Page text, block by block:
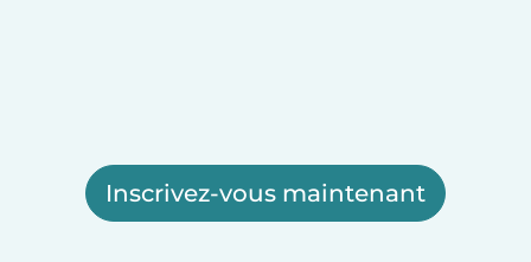
Inscrivez-vous maintenant